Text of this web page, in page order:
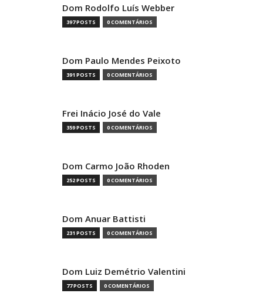
Dom Rodolfo Luís Webber
397 POSTS 0 COMENTÁRIOS
Dom Paulo Mendes Peixoto
391 POSTS 0 COMENTÁRIOS
Frei Inácio José do Vale
359 POSTS 0 COMENTÁRIOS
Dom Carmo João Rhoden
252 POSTS 0 COMENTÁRIOS
Dom Anuar Battisti
231 POSTS 0 COMENTÁRIOS
Dom Luiz Demétrio Valentini
77 POSTS 0 COMENTÁRIOS